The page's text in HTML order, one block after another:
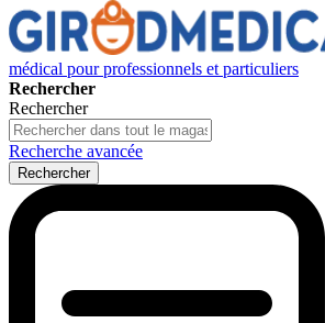
médical pour professionnels et particuliers
Rechercher
Rechercher
Recherche avancée
Rechercher